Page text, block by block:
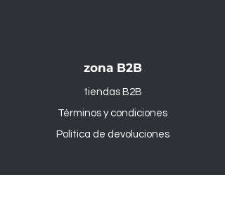
zona B2B
tiendas B2B
Términos y condiciones
Política de devoluciones